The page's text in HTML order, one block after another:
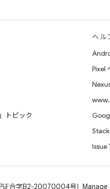
トピック
ヘル
Pixel
Issue
证合字B2-20070004号